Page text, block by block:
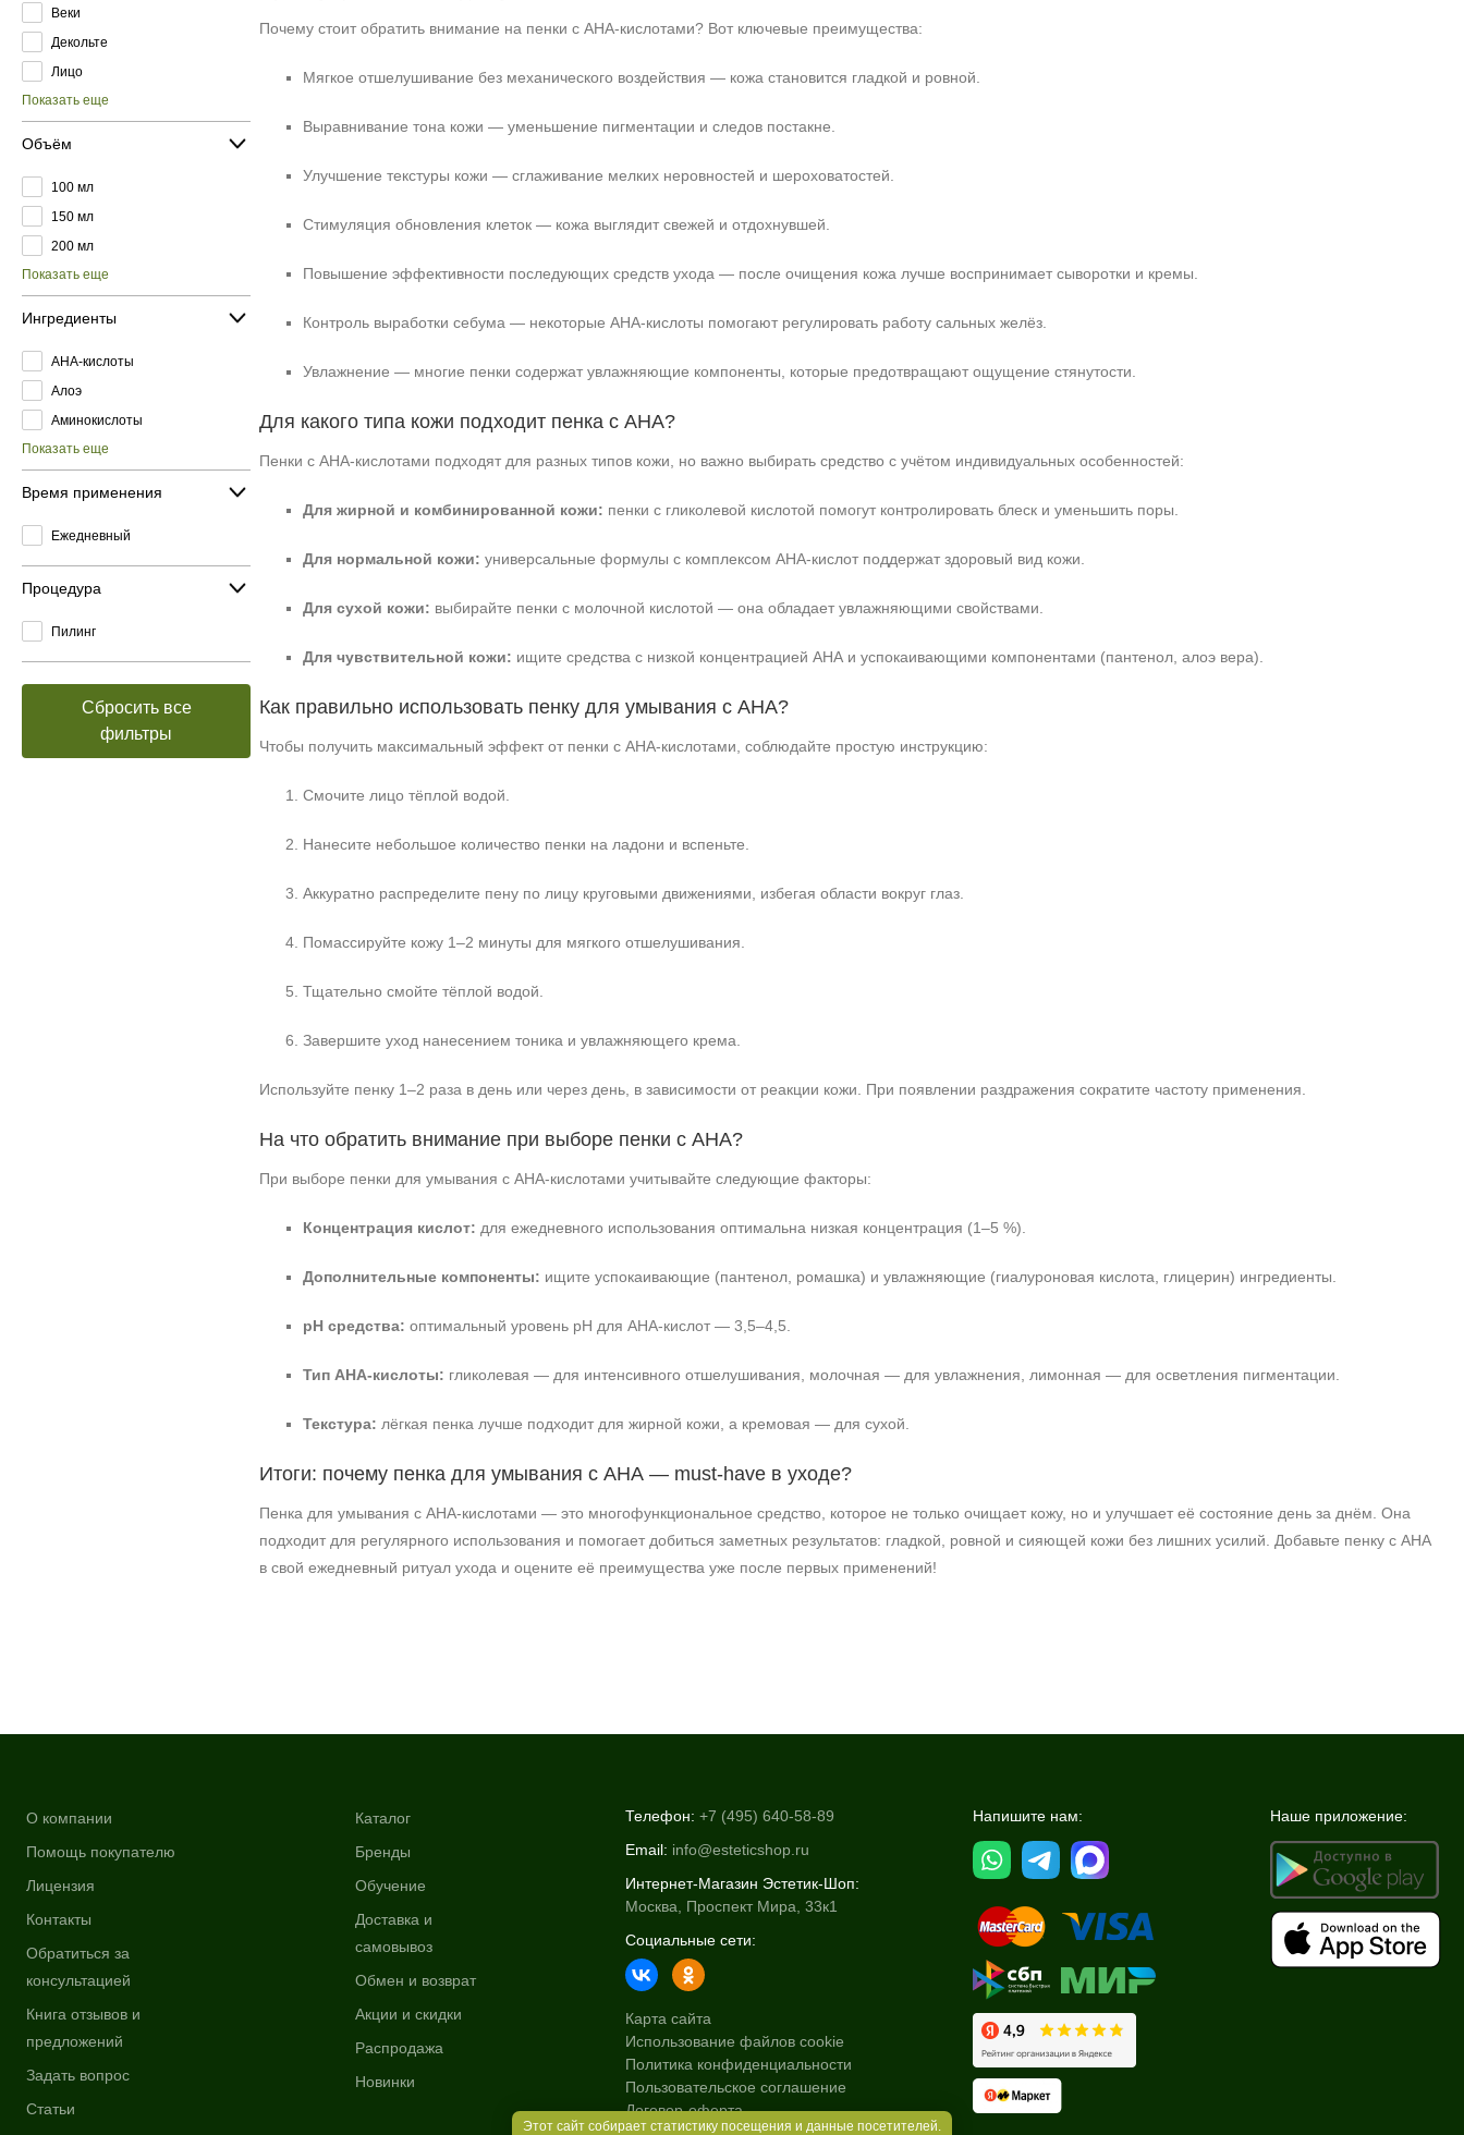
Веки
Декольте
Лицо
Показать еще
Объём
100 мл
150 мл
200 мл
Показать еще
Ингредиенты
AHA-кислоты
Алоэ
Аминокислоты
Показать еще
Время применения
Ежедневный
Процедура
Пилинг
Сбросить все
фильтры
Почему стоит обратить внимание на пенки с АНА‑кислотами? Вот ключевые преимущества:
Мягкое отшелушивание без механического воздействия — кожа становится гладкой и ровной.
Выравнивание тона кожи — уменьшение пигментации и следов постакне.
Улучшение текстуры кожи — сглаживание мелких неровностей и шероховатостей.
Стимуляция обновления клеток — кожа выглядит свежей и отдохнувшей.
Повышение эффективности последующих средств ухода — после очищения кожа лучше воспринимает сыворотки и кремы.
Контроль выработки себума — некоторые АНА‑кислоты помогают регулировать работу сальных желёз.
Увлажнение — многие пенки содержат увлажняющие компоненты, которые предотвращают ощущение стянутости.
Для какого типа кожи подходит пенка с АНА?
Пенки с АНА‑кислотами подходят для разных типов кожи, но важно выбирать средство с учётом индивидуальных особенностей:
Для жирной и комбинированной кожи: пенки с гликолевой кислотой помогут контролировать блеск и уменьшить поры.
Для нормальной кожи: универсальные формулы с комплексом АНА‑кислот поддержат здоровый вид кожи.
Для сухой кожи: выбирайте пенки с молочной кислотой — она обладает увлажняющими свойствами.
Для чувствительной кожи: ищите средства с низкой концентрацией АНА и успокаивающими компонентами (пантенол, алоэ вера).
Как правильно использовать пенку для умывания с АНА?
Чтобы получить максимальный эффект от пенки с АНА‑кислотами, соблюдайте простую инструкцию:
Смочите лицо тёплой водой.
Нанесите небольшое количество пенки на ладони и вспеньте.
Аккуратно распределите пену по лицу круговыми движениями, избегая области вокруг глаз.
Помассируйте кожу 1–2 минуты для мягкого отшелушивания.
Тщательно смойте тёплой водой.
Завершите уход нанесением тоника и увлажняющего крема.
Используйте пенку 1–2 раза в день или через день, в зависимости от реакции кожи. При появлении раздражения сократите частоту применения.
На что обратить внимание при выборе пенки с АНА?
При выборе пенки для умывания с АНА‑кислотами учитывайте следующие факторы:
Концентрация кислот: для ежедневного использования оптимальна низкая концентрация (1–5 %).
Дополнительные компоненты: ищите успокаивающие (пантенол, ромашка) и увлажняющие (гиалуроновая кислота, глицерин) ингредиенты.
pH средства: оптимальный уровень pH для АНА‑кислот — 3,5–4,5.
Тип АНА‑кислоты: гликолевая — для интенсивного отшелушивания, молочная — для увлажнения, лимонная — для осветления пигментации.
Текстура: лёгкая пенка лучше подходит для жирной кожи, а кремовая — для сухой.
Итоги: почему пенка для умывания с АНА — must‑have в уходе?
Пенка для умывания с АНА‑кислотами — это многофункциональное средство, которое не только очищает кожу, но и улучшает её состояние день за днём. Она
подходит для регулярного использования и помогает добиться заметных результатов: гладкой, ровной и сияющей кожи без лишних усилий. Добавьте пенку с АНА
в свой ежедневный ритуал ухода и оцените её преимущества уже после первых применений!
О компании
Помощь покупателю
Лицензия
Контакты
Обратиться за
консультацией
Книга отзывов и
предложений
Задать вопрос
Статьи
Каталог
Бренды
Обучение
Доставка и
самовывоз
Обмен и возврат
Акции и скидки
Распродажа
Новинки
Телефон: +7 (495) 640-58-89
Email: info@esteticshop.ru
Интернет-Магазин Эстетик-Шоп:
Москва, Проспект Мира, 33к1
Социальные сети:
Карта сайта
Использование файлов cookie
Политика конфиденциальности
Пользовательское соглашение
Договор-оферта
Напишите нам: Наше приложение:
+7 (929) 933-09-89
Этот сайт собирает статистику посещения и данные посетителей.